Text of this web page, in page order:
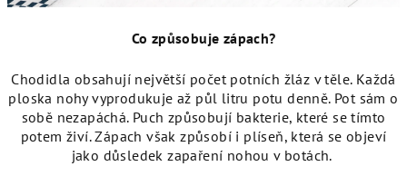
Co způsobuje zápach?
Chodidla obsahují největší počet potních žláz v těle. Každá
ploska nohy vyprodukuje až půl litru potu denně. Pot sám o
sobě nezapáchá. Puch způsobují bakterie, které se tímto
potem živí. Zápach však způsobí i plíseň, která se objeví
jako důsledek zapaření nohou v botách.